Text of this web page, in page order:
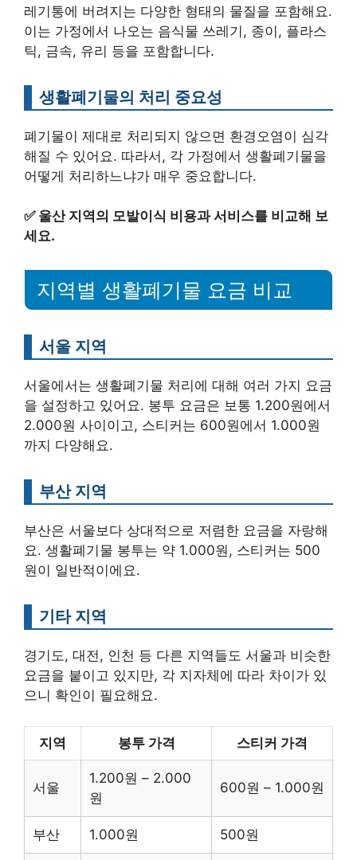
레기통에 버려지는 다양한 형태의 물질을 포함해요.
이는 가정에서 나오는 음식물 쓰레기, 종이, 플라스
틱, 금속, 유리 등을 포함합니다.
생활폐기물의 처리 중요성
폐기물이 제대로 처리되지 않으면 환경오염이 심각
해질 수 있어요. 따라서, 각 가정에서 생활폐기물을
어떻게 처리하느냐가 매우 중요합니다.
✅ 울산 지역의 모발이식 비용과 서비스를 비교해 보
세요.
지역별 생활폐기물 요금 비교
서울 지역
서울에서는 생활폐기물 처리에 대해 여러 가지 요금
을 설정하고 있어요. 봉투 요금은 보통 1.200원에서
2.000원 사이이고, 스티커는 600원에서 1.000원
까지 다양해요.
부산 지역
부산은 서울보다 상대적으로 저렴한 요금을 자랑해
요. 생활폐기물 봉투는 약 1.000원, 스티커는 500
원이 일반적이에요.
기타 지역
경기도, 대전, 인천 등 다른 지역들도 서울과 비슷한
요금을 붙이고 있지만, 각 지자체에 따라 차이가 있
으니 확인이 필요해요.
지역 봉투 가격 스티커 가격
서울
1.200원 – 2.000
원
600원 – 1.000원
부산 1.000원 500원